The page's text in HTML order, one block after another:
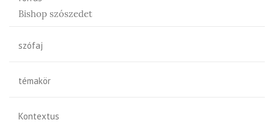
Bishop szószedet
szófaj
témakör
Kontextus